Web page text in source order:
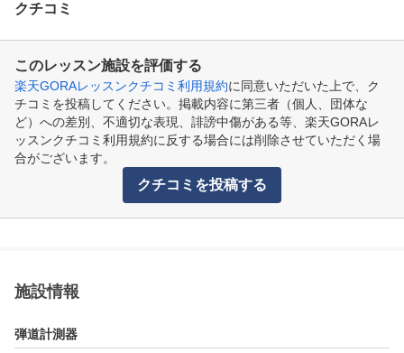
クチコミ
このレッスン施設を評価する
楽天GORAレッスンクチコミ利用規約に同意いただいた上で、ク
チコミを投稿してください。掲載内容に第三者（個人、団体な
ど）への差別、不適切な表現、誹謗中傷がある等、楽天GORAレ
ッスンクチコミ利用規約に反する場合には削除させていただく場
合がございます。
クチコミを投稿する
施設情報
弾道計測器